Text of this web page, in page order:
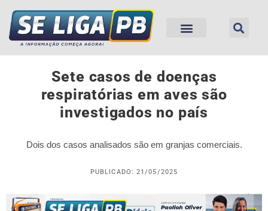
Sete casos de doenças
respiratórias em aves são
investigados no país
Dois dos casos analisados são em granjas comerciais.
PUBLICADO: 21/05/2025